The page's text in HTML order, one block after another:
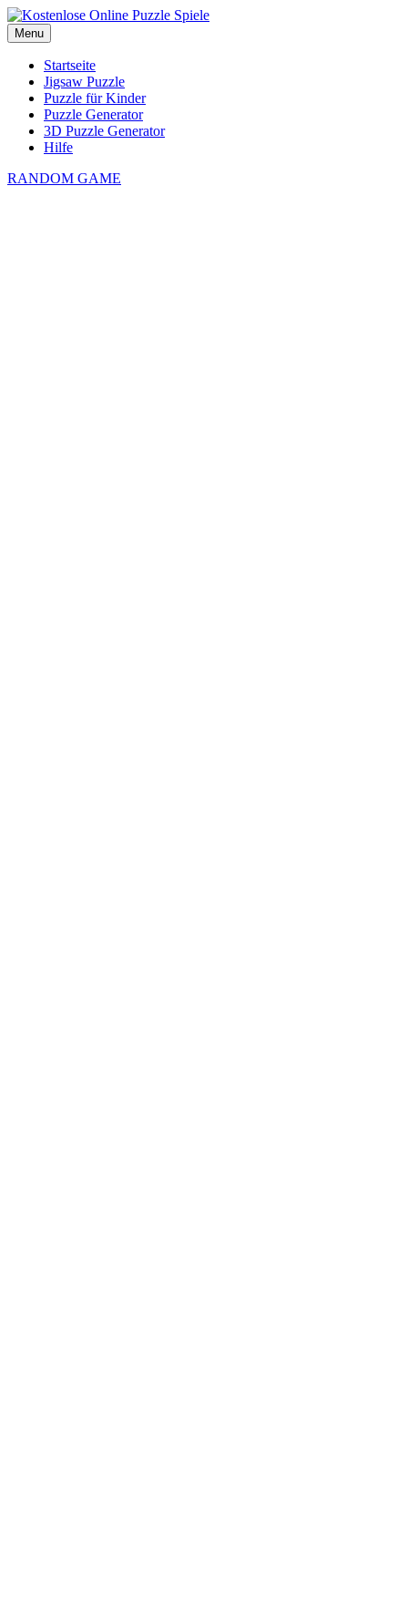
Menu
Startseite
Jigsaw Puzzle
Puzzle für Kinder
Puzzle Generator
3D Puzzle Generator
Hilfe
RANDOM GAME